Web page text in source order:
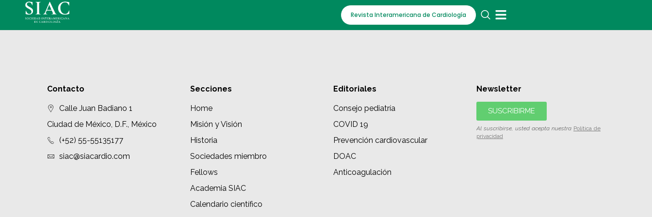
Revista Interamericana de Cardiología
Contacto
Calle Juan Badiano 1
Ciudad de México, D.F., México
(+52) 55-55135177
siac@siacardio.com
Secciones
Home
Misión y Visión
Historia
Sociedades miembro
Fellows
Academia SIAC
Calendario científico
Editoriales
Consejo pediatría
COVID 19
Prevención cardiovascular
DOAC
Anticoagulación
Newsletter
SUSCRIBIRME
Al suscribirse, usted acepta nuestra Política de
privacidad